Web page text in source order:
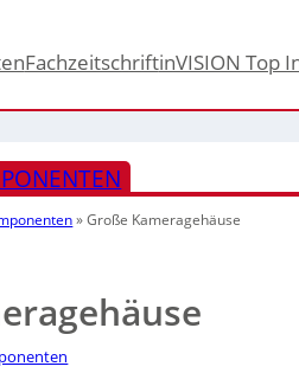
FachzeitschriftinVISION Top
»Große Kameragehäuse